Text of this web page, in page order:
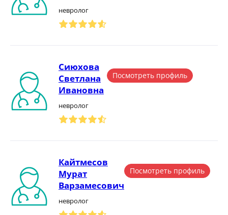
невролог
Сиюхова
Светлана
Ивановна
невролог
Посмотреть профиль
Кайтмесов
Мурат
Варзамесович
невролог
Посмотреть профиль